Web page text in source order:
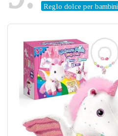
Reglo dolce per bambini